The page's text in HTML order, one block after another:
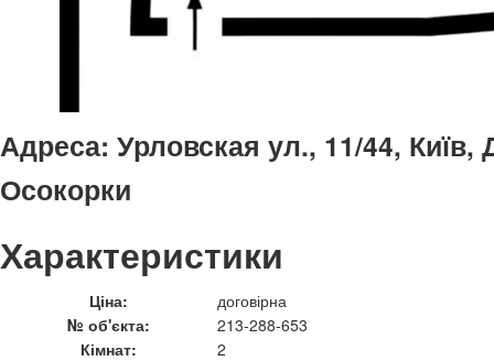
Адреса: Урловская ул., 11/44,
Осокорки
Характеристики
Ціна:
договірна
№ об'єкта:
213-288-653
Кімнат:
2